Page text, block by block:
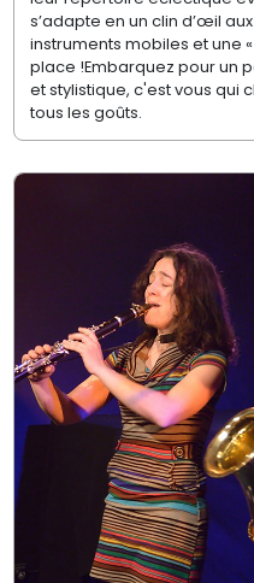
s’adapte en un clin d’œil
instruments mobiles et une
place !Embarquez pour un
et stylistique, c'est vous qui
tous les goûts.